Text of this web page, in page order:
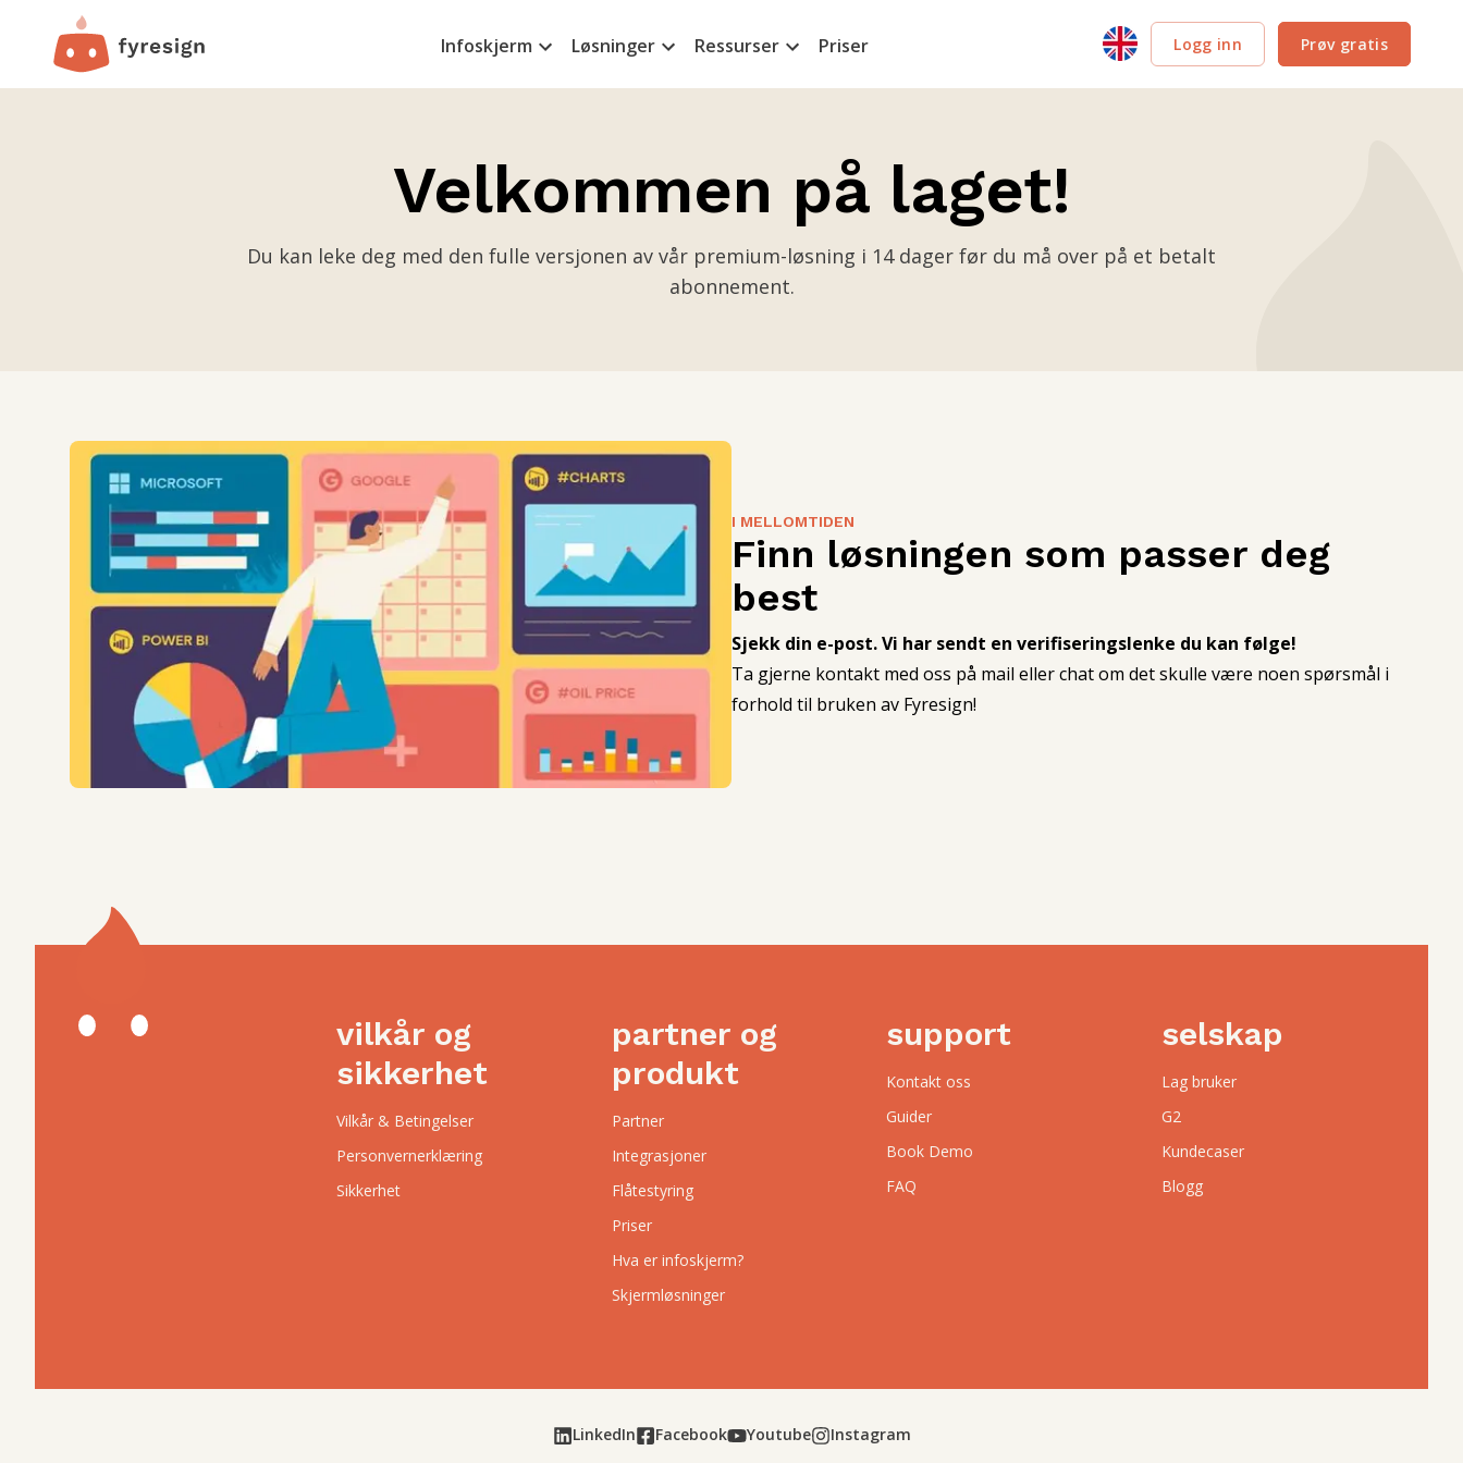
Infoskjerm Løsninger Ressurser Priser Logg inn Prøv gratis
Velkommen på laget!
Du kan leke deg med den fulle versjonen av vår premium-løsning i 14 dager før du må over på et betalt
abonnement.
I MELLOMTIDEN
Finn løsningen som passer deg
best
Sjekk din e-post. Vi har sendt en verifiseringslenke du kan følge!
Ta gjerne kontakt med oss på mail eller chat om det skulle være noen spørsmål i
forhold til bruken av Fyresign!
vilkår og
sikkerhet
Vilkår & Betingelser
Personvernerklæring
Sikkerhet
partner og
produkt
Partner
Integrasjoner
Flåtestyring
Priser
Hva er infoskjerm?
Skjermløsninger
support
Kontakt oss
Guider
Book Demo
FAQ
selskap
Lag bruker
G2
Kundecaser
Blogg
LinkedIn Facebook Youtube Instagram